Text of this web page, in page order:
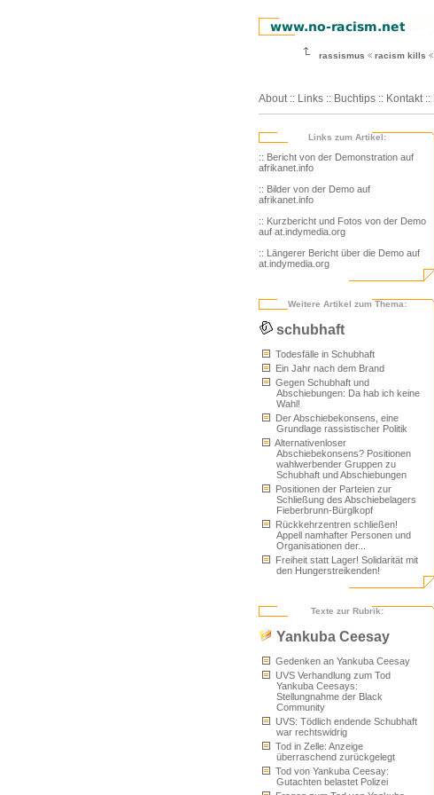
rassismus racism kills
About :: Links :: Buchtips :: Kontakt ::
Links zum Artikel:
:: Bericht von der Demonstration auf
afrikanet.info
:: Bilder von der Demo auf
afrikanet.info
:: Kurzbericht und Fotos von der Demo
auf at.indymedia.org
:: Längerer Bericht über die Demo auf
at.indymedia.org
Weitere Artikel zum Thema:
schubhaft
Todesfälle in Schubhaft
Ein Jahr nach dem Brand
Gegen Schubhaft und
Abschiebungen: Da hab ich keine
Wahl!
Der Abschiebekonsens, eine
Grundlage rassistischer Politik
Alternativenloser
Abschiebekonsens? Positionen
wahlwerbender Gruppen zu
Schubhaft und Abschiebungen
Positionen der Parteien zur
Schließung des Abschiebelagers
Fieberbrunn-Bürglkopf
Rückkehrzentren schließen!
Appell namhafter Personen und
Organisationen der...
Freiheit statt Lager! Solidarität mit
den Hungerstreikenden!
Texte zur Rubrik:
Yankuba Ceesay
Gedenken an Yankuba Ceesay
UVS Verhandlung zum Tod
Yankuba Ceesays:
Stellungnahme der Black
Community
UVS: Tödlich endende Schubhaft
war rechtswidrig
Tod in Zelle: Anzeige
überraschend zurückgelegt
Tod von Yankuba Ceesay:
Gutachten belastet Polizei